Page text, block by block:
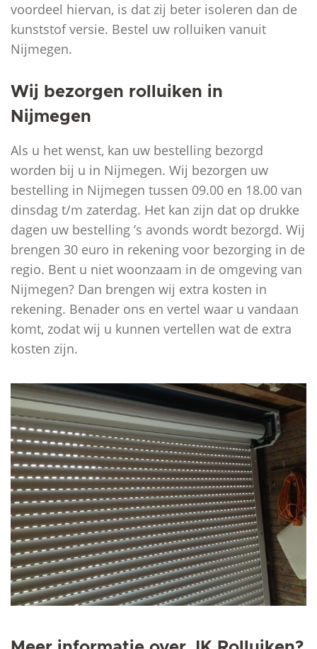
voordeel hiervan, is dat zij beter isoleren dan de
kunststof versie. Bestel uw rolluiken vanuit
Nijmegen.
Wij bezorgen rolluiken in
Nijmegen
Als u het wenst, kan uw bestelling bezorgd
worden bij u in Nijmegen. Wij bezorgen uw
bestelling in Nijmegen tussen 09.00 en 18.00 van
dinsdag t/m zaterdag. Het kan zijn dat op drukke
dagen uw bestelling ’s avonds wordt bezorgd. Wij
brengen 30 euro in rekening voor bezorging in de
regio. Bent u niet woonzaam in de omgeving van
Nijmegen? Dan brengen wij extra kosten in
rekening. Benader ons en vertel waar u vandaan
komt, zodat wij u kunnen vertellen wat de extra
kosten zijn.